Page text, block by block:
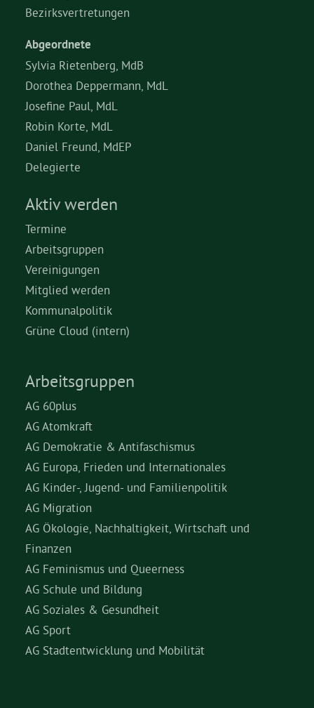
Bezirksvertretungen
Abgeordnete
Sylvia Rietenberg, MdB
Dorothea Deppermann, MdL
Josefine Paul, MdL
Robin Korte, MdL
Daniel Freund, MdEP
Delegierte
Aktiv werden
Termine
Arbeitsgruppen
Vereinigungen
Mitglied werden
Kommunalpolitik
Grüne Cloud (intern)
Arbeitsgruppen
AG 60plus
AG Atomkraft
AG Demokratie & Antifaschismus
AG Europa, Frieden und Internationales
AG Kinder-, Jugend- und Familienpolitik
AG Migration
AG Ökologie, Nachhaltigkeit, Wirtschaft und
Finanzen
AG Feminismus und Queerness
AG Schule und Bildung
AG Soziales & Gesundheit
AG Sport
AG Stadtentwicklung und Mobilität